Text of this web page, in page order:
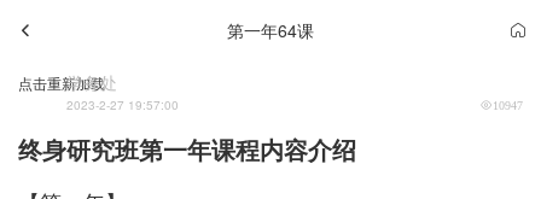
第一年64课
点击重新加载
学务处
2023-2-27 19:57:00 10947
终身研究班第一年课程内容介绍